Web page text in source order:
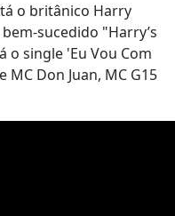
o britânico Harry
sucedido "Harry’s
o single 'Eu Vou Com
MC Don Juan, MC G15